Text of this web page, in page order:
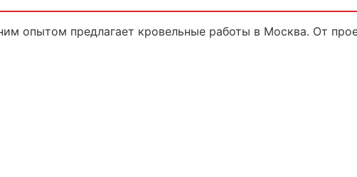
опытом предлагает кровельные работы в Москва. От